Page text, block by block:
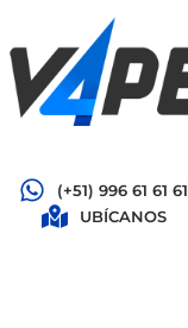
(+51) 996 61 61 61
UBÍCANOS